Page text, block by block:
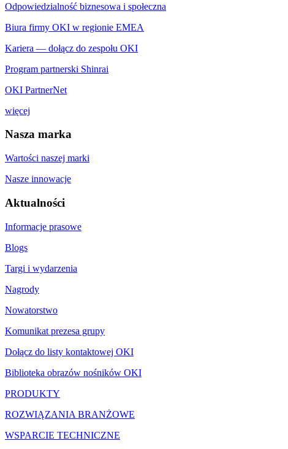
Odpowiedzialność biznesowa i społeczna
Biura firmy OKI w regionie EMEA
Kariera — dołącz do zespołu OKI
Program partnerski Shinrai
OKI PartnerNet
więcej
Nasza marka
Wartości naszej marki
Nasze innowacje
Aktualności
Informacje prasowe
Blogs
Targi i wydarzenia
Nagrody
Nowatorstwo
Komunikat prezesa grupy
Dołącz do listy kontaktowej OKI
Biblioteka obrazów nośników OKI
PRODUKTY
ROZWIĄZANIA BRANŻOWE
WSPARCIE TECHNICZNE